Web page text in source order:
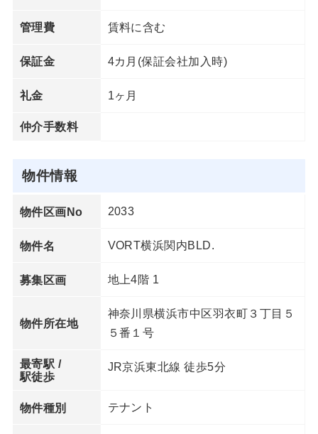
管理費 賃料に含む
保証金 4カ月(保証会社加入時)
礼金 1ヶ月
仲介手数料
物件情報
物件区画No 2033
物件名 VORT横浜関内BLD.
募集区画 地上4階 1
物件所在地
神奈川県横浜市中区羽衣町３丁目５
５番１号
最寄駅 /
駅徒歩
JR京浜東北線 徒歩5分
物件種別 テナント